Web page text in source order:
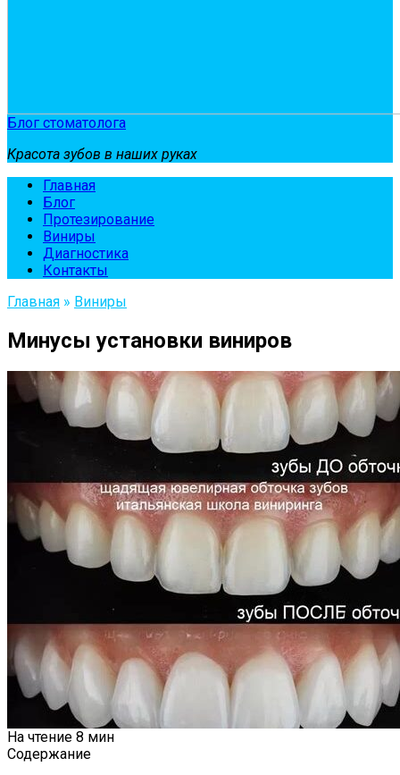
Блог стоматолога
Красота зубов в наших руках
Главная
Блог
Протезирование
Виниры
Диагностика
Контакты
Главная » Виниры
Минусы установки виниров
На чтение 8 мин
Содержание